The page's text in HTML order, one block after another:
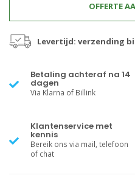
OFFERTE
Levertijd: verzending
Betaling achteraf na 14
dagen
Via Klarna of Billink
Klantenservice met
kennis
Bereik ons via mail, telefoon
of chat